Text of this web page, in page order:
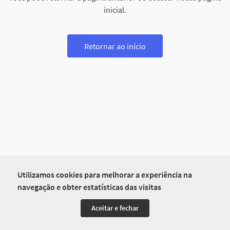
Utilizamos cookies para melhorar a experiência na
navegação e obter estatísticas das visitas
Aceitar e fechar
inicial.
Retornar ao início